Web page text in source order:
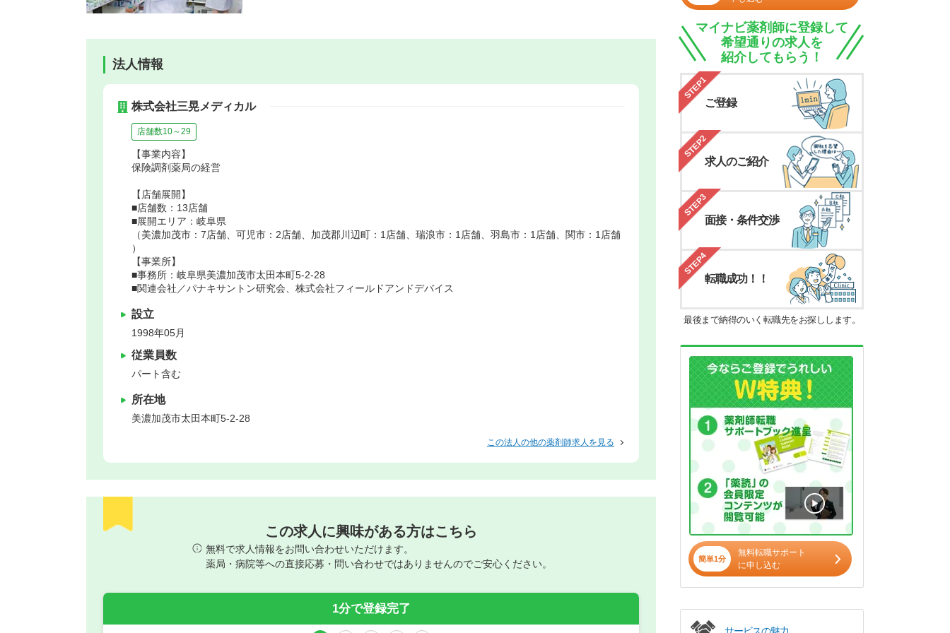
法人情報
株式会社三晃メディカル
店舗数10～29
【事業内容】
保険調剤薬局の経営
【店舗展開】
■店舗数：13店舗
■展開エリア：岐阜県
（美濃加茂市：7店舗、可児市：2店舗、加茂郡川辺町：1店舗、瑞浪市：1店舗、羽島市：1店舗、関市：1店舗
）
【事業所】
■事務所：岐阜県美濃加茂市太田本町5-2-28
■関連会社／パナキサントン研究会、株式会社フィールドアンドデバイス
設立
1998年05月
従業員数
パート含む
所在地
美濃加茂市太田本町5-2-28
この法人の他の薬剤師求人を見る
この求人に興味がある方はこちら
無料で求人情報をお問い合わせいただけます。
薬局・病院等への直接応募・問い合わせではありませんのでご安心ください。
1分で登録完了
マイナビ薬剤師に登録して
希望通りの求人を
紹介してもらう！
STEP1
ご登録
STEP2
求人のご紹介
STEP3
面接・条件交渉
STEP4
転職成功！！
最後まで納得のいく転職先をお探しします。
簡単1分
無料転職サポート
に申し込む